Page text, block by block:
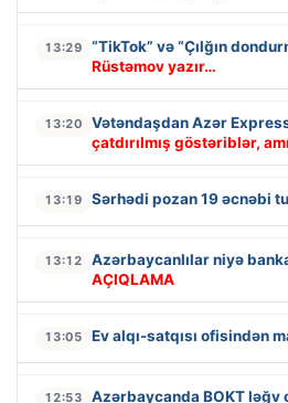
13:29 “TikTok” və “Çılğın
Rüstəmov yazır…
13:20 Vətəndaşdan Azər
çatdırılmış göstəriblər,
13:19 Sərhədi pozan 19 əcnəbi
13:12 Azərbaycanlılar niyə
AÇIQLAMA
13:05 Ev alqı-satqısı ofisindən
12:53 Azərbaycanda BOKT ləğv